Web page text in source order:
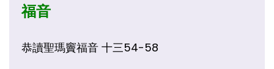
福音
恭讀聖瑪竇福音 十三54-58